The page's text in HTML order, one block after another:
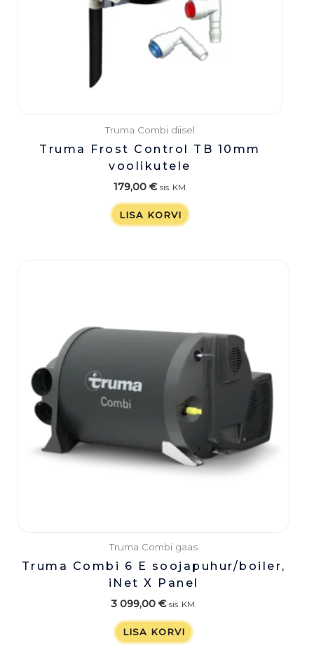
Truma Combi diisel
Truma Frost Control TB 10mm
voolikutele
179,00 € sis. KM.
LISA KORVI
Truma Combi gaas
Truma Combi 6 E soojapuhur/boiler,
iNet X Panel
3 099,00 € sis. KM.
LISA KORVI